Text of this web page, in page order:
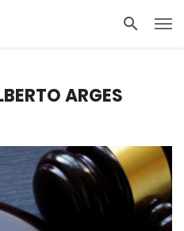
ARGES